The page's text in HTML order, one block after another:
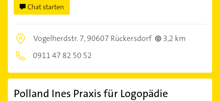
Chat starten
Vogelherdstr. 7,90607 Rückersdorf
3,2 km
0911 47 82 50 52
Polland Ines Praxis für Logopädie